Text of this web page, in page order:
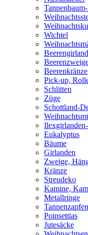
Wichtel
Beerenkränze
Pick-up,
Schlitten
Züge
Schottland-
Eukalyptus
Bäume
Girlanden
Zweige,
Kränze
Streudeko
Kamine,
Metallringe
Poinsettias
Jutesäcke